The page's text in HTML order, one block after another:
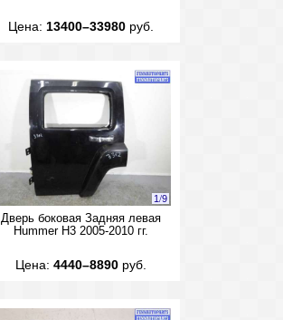
Цена: 13400–33980руб.
1/9
Дверь боковая Задняя левая
Hummer H3 2005-2010 гг.
Цена: 4440–8890руб.